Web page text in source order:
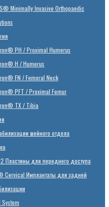
Minimally Invasive Orthopaedic
PH / Proximal Humerus
H / Humerus
FN / Femoral Neck
PFT / Proximal Femur
TX / Tibia
шейного отдела
Пластины для переднего доступа
Cervical Имплантаты для задней